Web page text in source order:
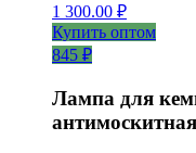
1 300.00 ₽
Купить оптом
845 ₽
Лампа для
антимоскитная